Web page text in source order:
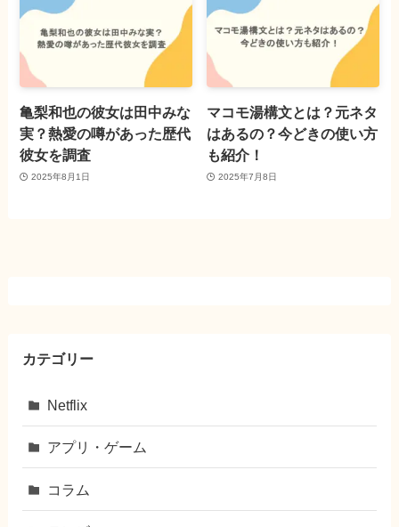
亀梨和也の彼女は田中みな
実？熱愛の噂があった歴代
彼女を調査
2025年8月1日
マコモ湯構文とは？元ネタ
はあるの？今どきの使い方
も紹介！
2025年7月8日
カテゴリー
Netflix
アプリ・ゲーム
コラム